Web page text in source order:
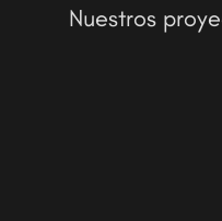
Nuestros